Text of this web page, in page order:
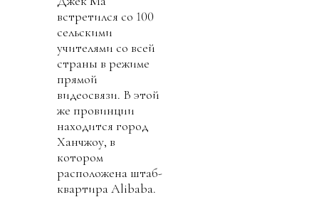
встретился со 100
сельскими
учителями со всей
страны в режиме
прямой
видеосвязи. В этой
же провинции
находится город
Ханчжоу, в
котором
расположена штаб-
квартира Alibaba.